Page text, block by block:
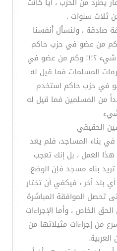
ثلاث سنوات .
صادقة ، ولنسأل أنفسنا
كم من عضو في حزب حاكم
شيء ؟!!! وكم من عضو في
المسلمات فما قيل له
في حزب حاكم استخدم
من المسلمين فما قيل له
الحقيقي
بناء المساجد، فلم يعد
العمل ، بل إنك تعجب
بناء مسجد فإن الوضع
آخر ، فيكفي أن تختار
تحصل الموافقة المباشرة
الخاص ، وأما الإجراءات
من إجراءات مثيلاتها من
العربية.